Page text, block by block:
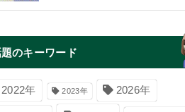
のキーワード
2022年 2023年 2026年